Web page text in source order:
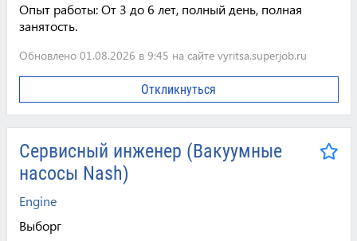
Опыт работы:От 3 до 6 лет, полный день, полная
занятость.
Обновлено 01.08.2026 в 9:45 на сайте vyritsa.superjob.ru
Откликнуться
Сервисный инженер (Вакуумные
насосы Nash)
Engine
Выборг